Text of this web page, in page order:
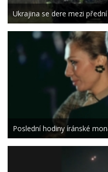
Ukrajina se dere mezi
Poslední hodiny íránské